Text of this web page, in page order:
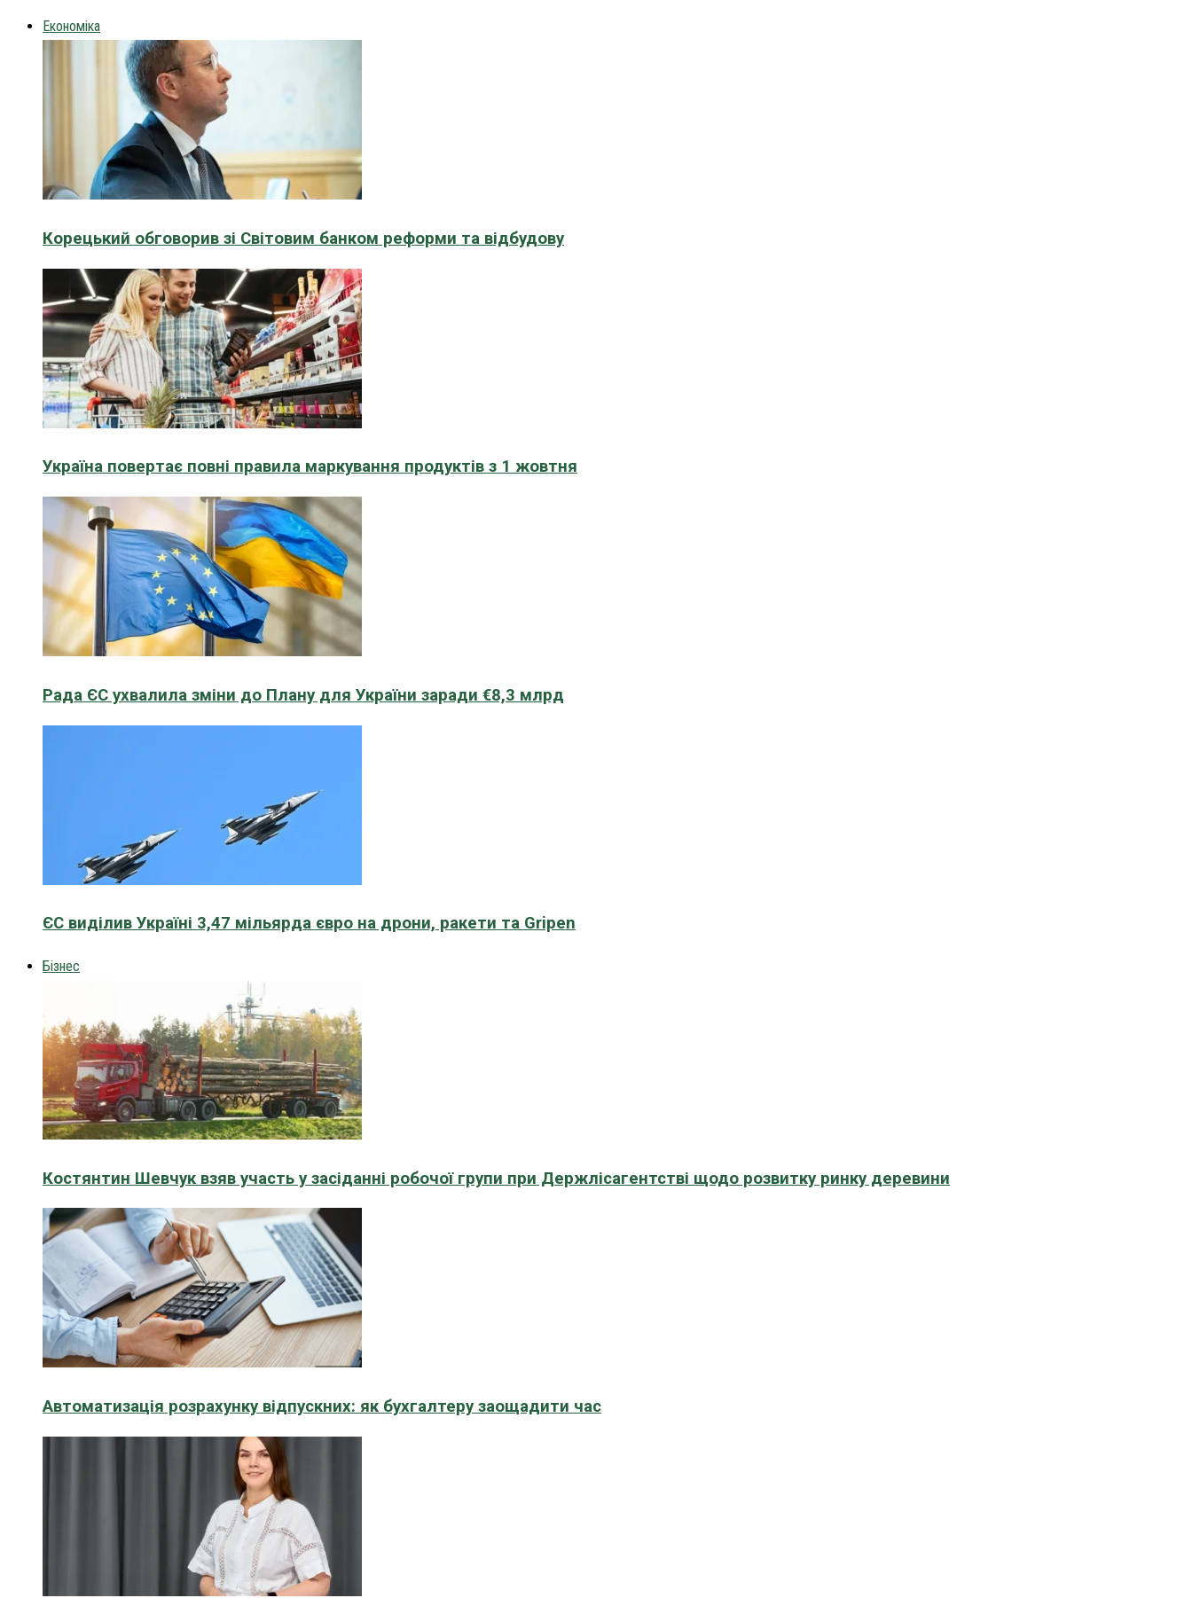
Економіка
Корецький обговорив зі Світовим банком реформи та відбудову
Україна повертає повні правила маркування продуктів з 1 жовтня
Рада ЄС ухвалила зміни до Плану для України заради €8,3 млрд
ЄС виділив Україні 3,47 мільярда євро на дрони, ракети та Gripen
Бізнес
Костянтин Шевчук взяв участь у засіданні робочої групи при Держлісагентстві щодо розвитку ринку деревини
Автоматизація розрахунку відпускних: як бухгалтеру заощадити час